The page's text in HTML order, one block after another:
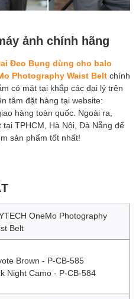
ảnh chính hãng
Đeo Bụng dùng cho balo
Photography Waist Belt chính
có mặt tại khắp các đại lý trên
tâm đặt hàng tại website:
hàng toàn quốc. Ngoài ra,
TPHCM, Hà Nội, Đà Nẵng để
sản phẩm tốt nhất!
OneMo Photography
Belt
Brown - P-CB-585
Night Camo - P-CB-584